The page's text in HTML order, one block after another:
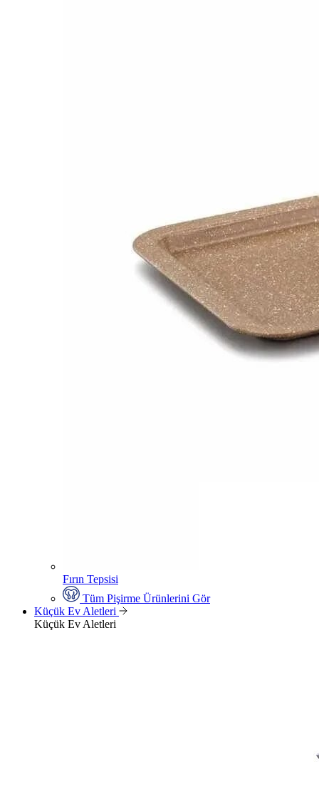
Fırın Tepsisi
Tüm Pişirme Ürünlerini Gör
Küçük Ev Aletleri
Küçük Ev Aletleri